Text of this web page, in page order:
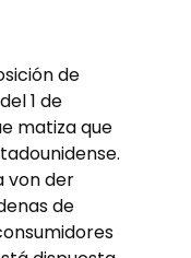
de
1 de
matiza que
von der
de